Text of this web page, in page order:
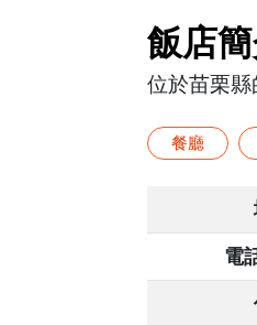
飯店
位於苗栗縣
餐廳
電